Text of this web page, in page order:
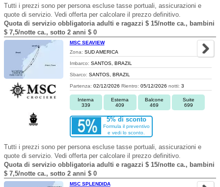
Tutti i prezzi sono per persona escluse tasse portuali, assicurazioni e
quote di servizio. Vedi offerta per calcolare il prezzo definitivo.
Quota di servizio obbligatoria adulti e ragazzi $ 15/notte ca., bambini
$ 7,5/notte ca., sotto 2 anni $ 0
MSC SEAVIEW
Zona: SUD AMERICA
Imbarco: SANTOS, BRAZIL
Sbarco: SANTOS, BRAZIL
Partenza: 02/12/2026 Rientro: 05/12/2026 notti: 3
Interna
339
Esterna
409
Balcone
469
Suite
699
5% di sconto
Formula il preventivo
e vedi lo sconto.
Tutti i prezzi sono per persona escluse tasse portuali, assicurazioni e
quote di servizio. Vedi offerta per calcolare il prezzo definitivo.
Quota di servizio obbligatoria adulti e ragazzi $ 15/notte ca., bambini
$ 7,5/notte ca., sotto 2 anni $ 0
MSC SPLENDIDA